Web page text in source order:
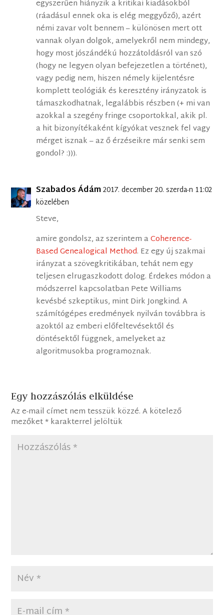
egyszerűen hiányzik a kritikai kiadásokból
(ráadásul ennek oka is elég meggyőző), azért
némi zavar volt bennem – különösen mert ott
vannak olyan dolgok, amelyekről nem mindegy,
hogy most jószándékú hozzátoldásról van szó
(hogy ne legyen olyan befejezetlen a történet),
vagy pedig nem, hiszen némely kijelentésre
komplett teológiák és keresztény irányzatok is
támaszkodhatnak, legalábbis részben (+ mi van
azokkal a szegény fringe csoportokkal, akik pl.
a hit bizonyítékaként kígyókat vesznek fel vagy
mérget isznak – az ő érzéseikre már senki sem
gondol? :))).
Szabados Ádám2017. december 20. szerda-n 11:02
közelében
Steve,
amire gondolsz, az szerintem aCoherence-
Based Genealogical Method. Ez egy új szakmai
irányzat a szövegkritikában, tehát nem egy
teljesen elrugaszkodott dolog. Érdekes módon a
módszerrel kapcsolatban Pete Williams
kevésbé szkeptikus, mint Dirk Jongkind. A
számítógépes eredmények nyilván továbbra is
azoktól az emberi előfeltevésektől és
döntésektől függnek, amelyeket az
algoritmusokba programoznak.
Egy hozzászólás elküldése
Az e-mail címet nem tesszük közzé. A kötelező
mezőket*karakterrel jelöltük